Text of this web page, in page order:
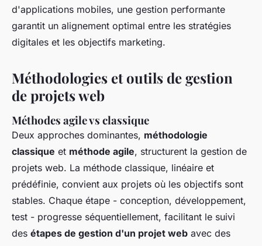
d'applications mobiles, une gestion performante
garantit un alignement optimal entre les stratégies
digitales et les objectifs marketing.
Méthodologies et outils de gestion
de projets web
Méthodes agile vs classique
Deux approches dominantes, méthodologie
classique et méthode agile, structurent la gestion de
projets web. La méthode classique, linéaire et
prédéfinie, convient aux projets où les objectifs sont
stables. Chaque étape - conception, développement,
test - progresse séquentiellement, facilitant le suivi
des étapes de gestion d'un projet web avec des